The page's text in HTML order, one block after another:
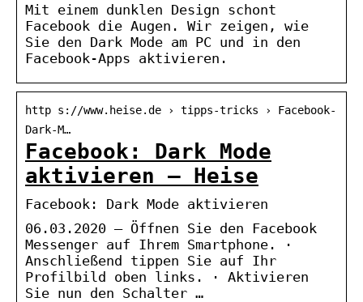
Mit einem dunklen Design schont
Facebook die Augen. Wir zeigen, wie
Sie den Dark Mode am PC und in den
Facebook-Apps aktivieren.
http s://www.heise.de › tipps-tricks › Facebook-
Dark-M…
Facebook: Dark Mode
aktivieren – Heise
Facebook: Dark Mode aktivieren
06.03.2020 — Öffnen Sie den Facebook
Messenger auf Ihrem Smartphone. ·
Anschließend tippen Sie auf Ihr
Profilbild oben links. · Aktivieren
Sie nun den Schalter …